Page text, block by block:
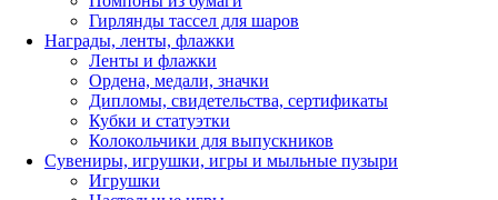
Гирлянды тассел для шаров
Награды, ленты, флажки
Ленты и флажки
Ордена, медали, значки
Дипломы, свидетельства, сертификаты
Кубки и статуэтки
Колокольчики для выпускников
Сувениры, игрушки, игры и мыльные пузыри
Игрушки